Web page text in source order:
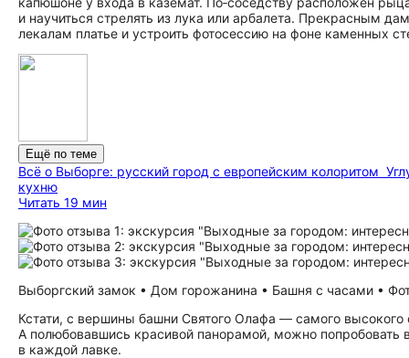
и научиться стрелять из лука или арбалета. Прекрасным
лекалам платье и устроить фотосессию на фоне каменных
Ещё по теме
Всё о Выборге: русский город с европейским колоритом
кухню
Читать 19 мин
Выборгский замок • Дом горожанина • Башня с часами •
Кстати, с вершины башни Святого Олафа — самого
А полюбовавшись красивой панорамой, можно попробовать
в каждой лавке.